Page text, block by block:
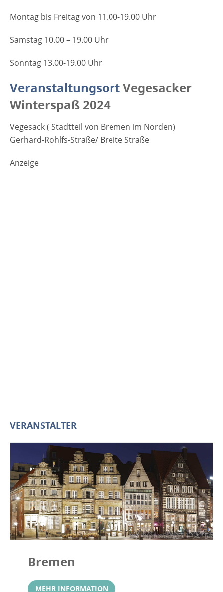
Montag bis Freitag von 11.00-19.00 Uhr
Samstag 10.00 – 19.00 Uhr
Sonntag 13.00-19.00 Uhr
VeranstaltungsortVegesacker
Winterspaß 2024
Vegesack ( Stadtteil von Bremen im Norden)
Gerhard-Rohlfs-Straße/ Breite Straße
Anzeige
VERANSTALTER
Bremen
MEHR INFORMATION